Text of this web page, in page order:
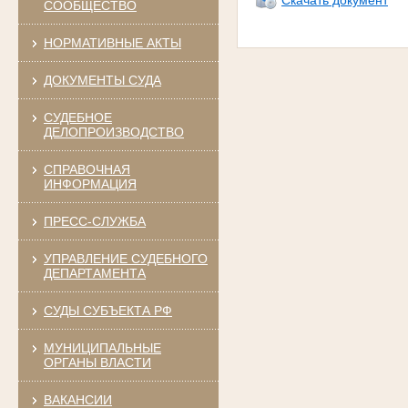
СООБЩЕСТВО
НОРМАТИВНЫЕ АКТЫ
ДОКУМЕНТЫ СУДА
СУДЕБНОЕ
ДЕЛОПРОИЗВОДСТВО
СПРАВОЧНАЯ
ИНФОРМАЦИЯ
ПРЕСС-СЛУЖБА
УПРАВЛЕНИЕ СУДЕБНОГО
ДЕПАРТАМЕНТА
СУДЫ СУБЪЕКТА РФ
МУНИЦИПАЛЬНЫЕ
ОРГАНЫ ВЛАСТИ
ВАКАНСИИ